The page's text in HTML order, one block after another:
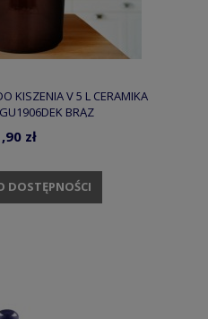
KISZENIA V 5 L CERAMIKA
BRĄZ
zł
DOSTĘPNOŚCI